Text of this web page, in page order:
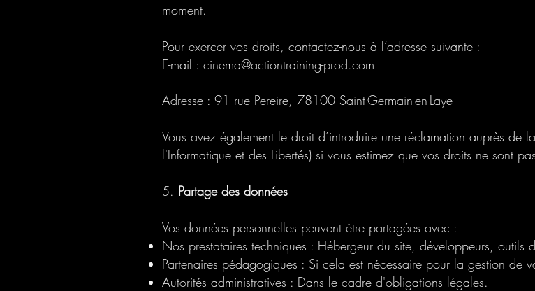
moment.
Pour exercer vos droits, contactez-nous à l’adresse suivante :
E-mail : cinema@actiontraining-prod.com
Adresse : 91 rue Pereire, 78100 Saint-Germain-en-Laye
Vous avez également le droit d’introduire une réclamation auprès de
l'Informatique et des Libertés) si vous estimez que vos droits ne sont
5. Partage des données
Vos données personnelles peuvent être partagées avec :
Nos prestataires techniques : Hébergeur du site, développeurs, outils
Partenaires pédagogiques : Si cela est nécessaire pour la gestion de
Autorités administratives : Dans le cadre d'obligations légales.